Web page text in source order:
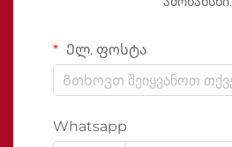
Ელ. ფოსტა
Whatsapp